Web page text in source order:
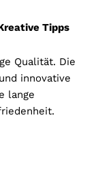
Tipps
Qualität. Die
innovative
lange